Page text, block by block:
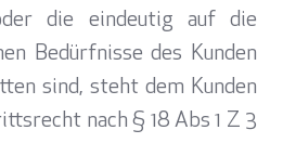
die eindeutig auf die
Bedürfnisse des Kunden
sind, steht dem Kunden
nach § 18 Abs 1 Z 3